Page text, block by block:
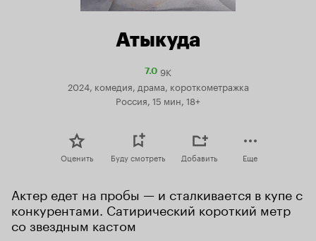
Атыкуда
7.0Рейтинг
9K
2024, комедия, драма, короткометражка
Россия, 15 мин, 18+
Оценить Буду смотреть Добавить Еще
Актер едет на пробы — и сталкивается в купе с
конкурентами. Сатирический короткий метр
со звездным кастом